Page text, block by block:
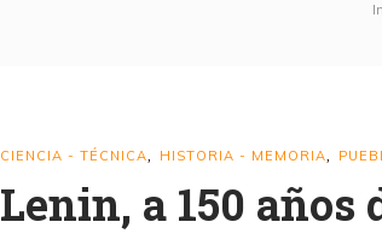
CIENCIA - TÉCNICA HISTORIA - MEMORIA
Lenin, a 150